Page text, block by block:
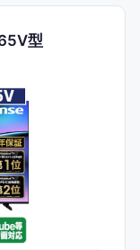
型